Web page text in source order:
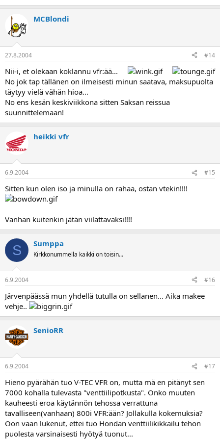
MCBlondi
27.8.2004 #14
Nii-i, et olekaan koklannu vfr:ää...
No jok tap tällänen on ilmeisesti minun saatava, maksupuolta
täytyy vielä vähän hioa...
No ens kesän keskiviikkona sitten Saksan reissua
suunnittelemaan!
heikki vfr
6.9.2004 #15
Sitten kun olen iso ja minulla on rahaa, ostan vtekin!!!!
Vanhan kuitenkin jätän viilattavaksi!!!!
S Sumppa
Kirkkonummella kaikki on toisin...
6.9.2004 #16
Järvenpäässä mun yhdellä tutulla on sellanen... Aika makee
vehje..
SenioRR
6.9.2004 #17
Hieno pyärähän tuo V-TEC VFR on, mutta mä en pitänyt sen
7000 kohalla tulevasta "venttiilipotkusta". Onko muuten
kauheesti eroa käytännön tehossa verrattuna
tavalliseen(vanhaan) 800i VFR:ään? Jollakulla kokemuksia?
Oon vaan lukenut, ettei tuo Hondan venttiilikikkailu tehon
puolesta varsinaisesti hyötyä tuonut...